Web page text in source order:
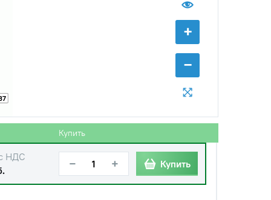
+
−
Купить
НДС
− + Купить